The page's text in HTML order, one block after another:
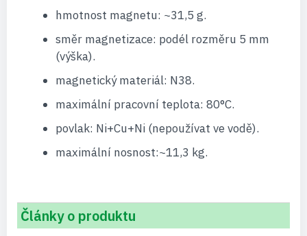
hmotnost magnetu: ~31,5 g.
směr magnetizace: podél rozměru 5 mm
(výška).
magnetický materiál: N38.
maximální pracovní teplota: 80°C.
povlak: Ni+Cu+Ni (nepoužívat ve vodě).
maximální nosnost:~11,3 kg.
Články o produktu